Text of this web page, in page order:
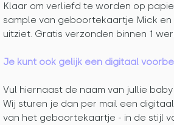
Klaar om verliefd te worden op
sample van geboortekaartje Mick
uitziet. Gratis verzonden binnen 1
Je kunt ook gelijk een digitaal
Vul hiernaast de naam van jullie
Wij sturen je dan per mail een
van het geboortekaartje - in de stijl